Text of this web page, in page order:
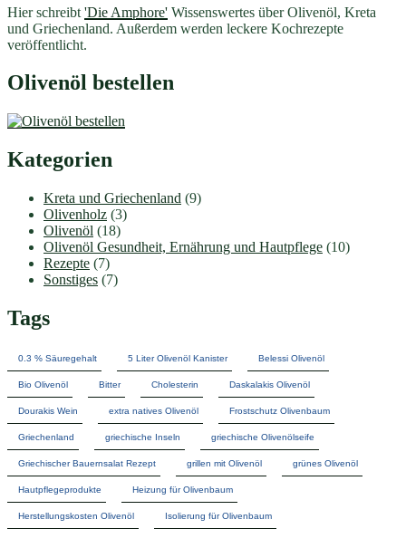
Hier schreibt 'Die Amphore' Wissenswertes über Olivenöl, Kreta
und Griechenland. Außerdem werden leckere Kochrezepte
veröffentlicht.
Olivenöl bestellen
Kategorien
Kreta und Griechenland (9)
Olivenholz (3)
Olivenöl (18)
Olivenöl Gesundheit, Ernährung und Hautpflege (10)
Rezepte (7)
Sonstiges (7)
Tags
0.3 % Säuregehalt 5 Liter Olivenöl Kanister Belessi Olivenöl
Bio Olivenöl Bitter Cholesterin Daskalakis Olivenöl
Dourakis Wein extra natives Olivenöl Frostschutz Olivenbaum
Griechenland griechische Inseln griechische Olivenölseife
Griechischer Bauernsalat Rezept grillen mit Olivenöl grünes Olivenöl
Hautpflegeprodukte Heizung für Olivenbaum
Herstellungskosten Olivenöl Isolierung für Olivenbaum